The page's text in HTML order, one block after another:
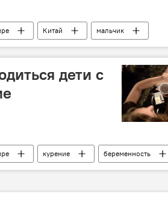
Китай
мальчик
дети с
курение беременность